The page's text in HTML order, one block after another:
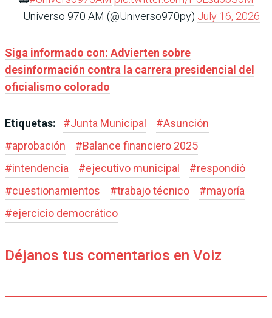
— Universo 970 AM (@Universo970py) July 16, 2026
Siga informado con: Advierten sobre
desinformación contra la carrera presidencial del
oficialismo colorado
Etiquetas: #Junta Municipal #Asunción
#aprobación #Balance financiero 2025
#intendencia #ejecutivo municipal #respondió
#cuestionamientos #trabajo técnico #mayoría
#ejercicio democrático
Déjanos tus comentarios en Voiz